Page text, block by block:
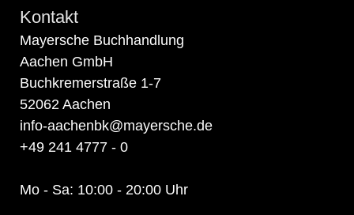
Kontakt
Mayersche Buchhandlung
Aachen GmbH
Buchkremerstraße 1-7
52062 Aachen
info-aachenbk@mayersche.de
+49 241 4777 - 0
Mo - Sa: 10:00 - 20:00 Uhr